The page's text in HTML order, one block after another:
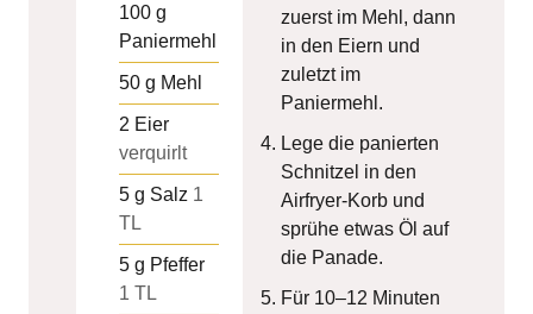
100 g
Paniermehl
50 g Mehl
2 Eier
verquirlt
5 g Salz 1
TL
5 g Pfeffer
1 TL
zuerst im Mehl, dann
in den Eiern und
zuletzt im
Paniermehl.
Lege die panierten
Schnitzel in den
Airfryer-Korb und
sprühe etwas Öl auf
die Panade.
Für 10–12 Minuten